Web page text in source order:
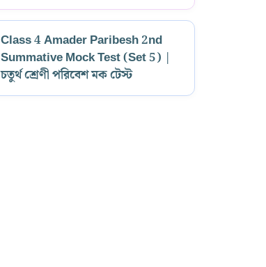
Class 4 Amader Paribesh 2nd
Summative Mock Test (Set 5) |
চতুর্থ শ্রেণী পরিবেশ মক টেস্ট